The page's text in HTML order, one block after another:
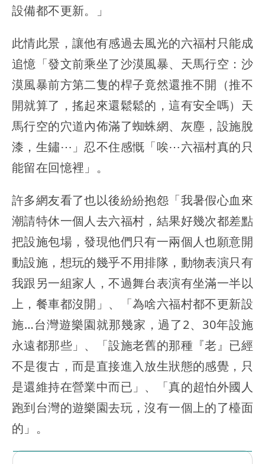
設備都不更新。」
此情此景，讓他有感過去風光的六福村只能成
追憶「發文前乘坐了沙漠風暴、天馬行空：沙
漠風暴前方第二隻的桿子竟然還推不開（推不
開就算了，搖起來還鬆鬆的，這有安全嗎）天
馬行空的穴道內佈滿了蜘蛛網、灰塵，設施脫
漆，生鏽⋯」忍不住感慨「唉⋯六福村真的只
能留在回憶裡」。
許多網友看了也以後紛紛抱怨「我暑假心血來
潮請特休一個人去六福村，結果好幾次都差點
把設施包場，發現他們只有一兩個人也願意開
動設施，想玩的幾乎不用排隊，動物表演只有
我跟另一組家人，不過舞台表演有坐滿一半以
上，餐車都沒開」、「為啥六福村都不更新設
施…台灣遊樂園就那幾家，過了2、30年設施
永遠都那些」、「設施老舊的那種『老』已經
不是復古，而是直接進入放生狀態的感覺，只
是還維持在營業中而已」、「真的超怕外國人
跑到台灣的遊樂園去玩，沒有一個上的了檯面
的」。